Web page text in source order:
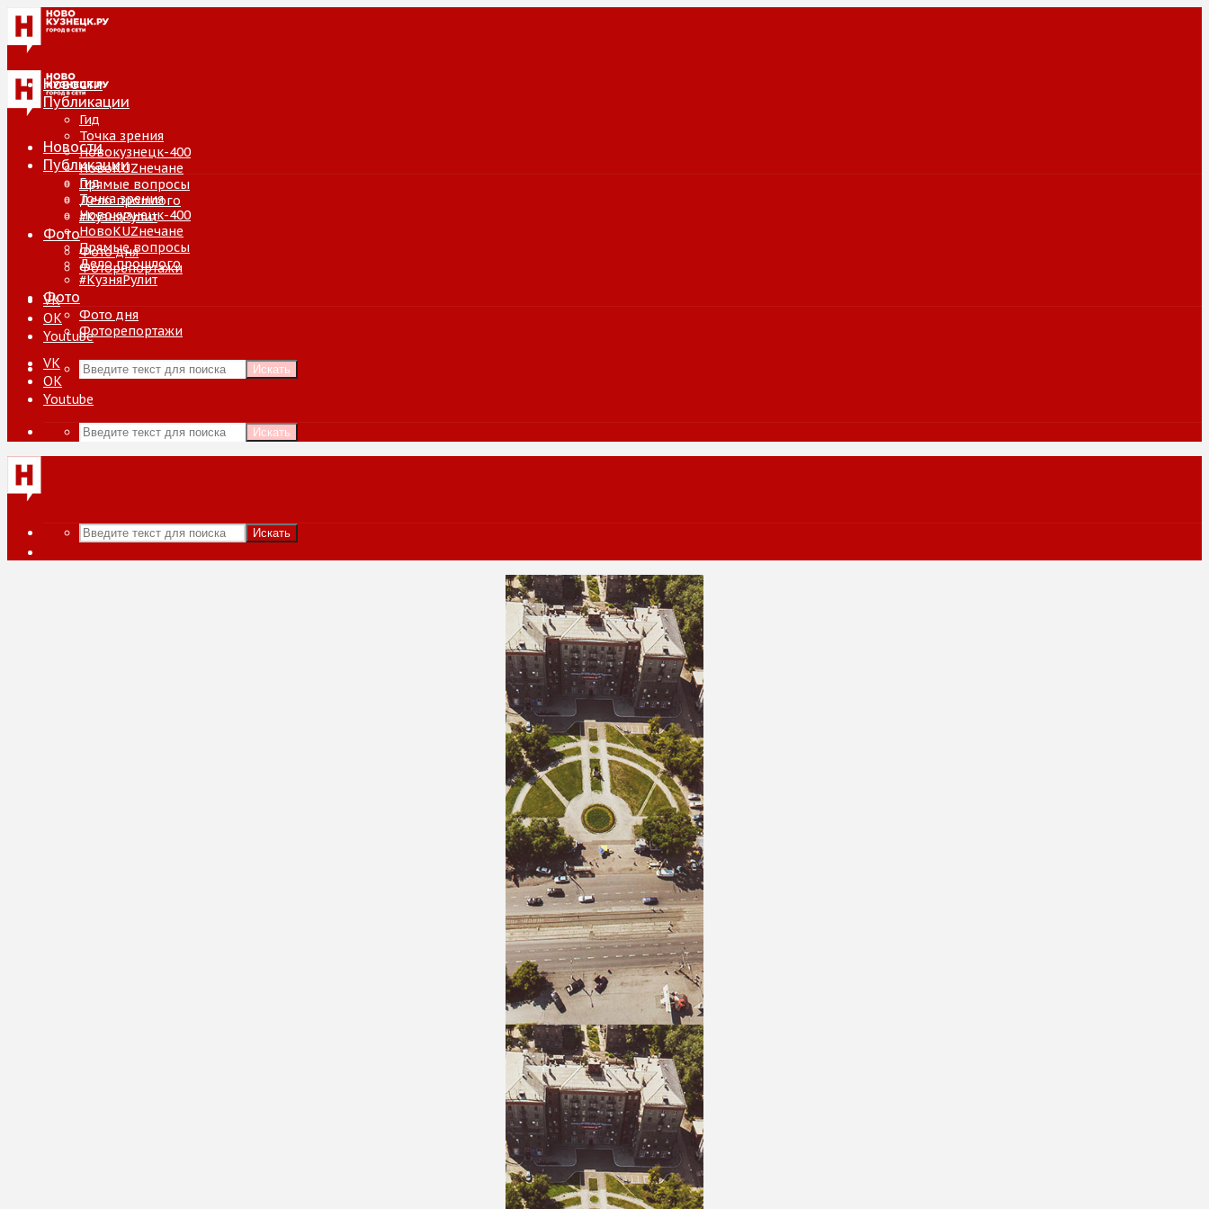
Новости
Публикации
Гид
Точка зрения
Новокузнецк-400
НовоKUZнечане
Прямые вопросы
Дело прошлого
#КузняРулит
Фото
Фото дня
Фоторепортажи
VK
ОК
Youtube
Искать
Новости
Публикации
Гид
Точка зрения
Новокузнецк-400
НовоKUZнечане
Прямые вопросы
Дело прошлого
#КузняРулит
Фото
Фото дня
Фоторепортажи
VK
ОК
Youtube
Искать
Искать